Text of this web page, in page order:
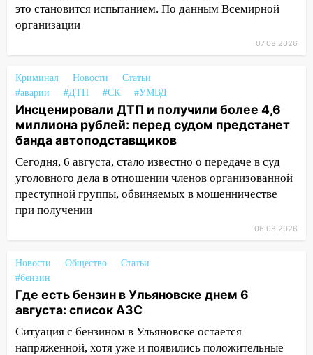
11:38 В Ленинском районе пожар
полностью уничтожил дачный дом и
11:38
В Госдуме предложили отменить
ЕГЭ с 2027 года
11:25 В Ульяновске ИИ будет выявлять
нарушителей на контейнерных
площадках
11:20 Ульяновская шахматистка
Валерия Клейменова выиграла два
золота в составе сборной мира
В Ульяновске открыли памятную
10:40
В Ульяновске спасатели ночью
нашли потерявшегося в заброшенных
садах 79-летнего мужчину
10:26
На нескольких улицах Ульяновска
временно отключили холодную воду
это становится испытанием. По данным Всемирной
организации
07.08.2026
Криминал Новости
Статьи
#аварии
#ДТП #СК #УМВД
Инсценировали ДТП и получили более 4,6
миллиона рублей: перед судом предстанет
банда автоподставщиков
Сегодня, 6 августа, стало известно о передаче в суд
уголовного дела в отношении членов организованной
преступной группы, обвиняемых в мошенничестве
при получении
06.08.2026
Новости Общество
Статьи
#бензин
Где есть бензин в Ульяновске днем 6
августа: список АЗС
Ситуация с бензином в Ульяновске остается
напряженной, хотя уже и появились положительные